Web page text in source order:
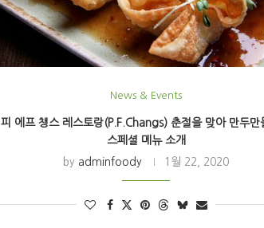
News & Events
피 에프 챙스 레스토랑(P.F.Changs) 춘절을 맞아 만두만
스페셜 메뉴 소개
by adminfoody 1월 22, 2020